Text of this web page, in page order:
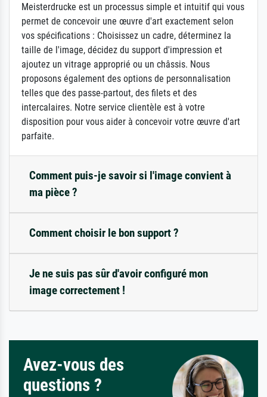
Meisterdrucke est un processus simple et intuitif qui vous
permet de concevoir une œuvre d'art exactement selon
vos spécifications : Choisissez un cadre, déterminez la
taille de l'image, décidez du support d'impression et
ajoutez un vitrage approprié ou un châssis. Nous
proposons également des options de personnalisation
telles que des passe-partout, des filets et des
intercalaires. Notre service clientèle est à votre
disposition pour vous aider à concevoir votre œuvre d'art
parfaite.
Comment puis-je savoir si l'image convient à
ma pièce ?
Comment choisir le bon support ?
Je ne suis pas sûr d'avoir configuré mon
image correctement !
Avez-vous des
questions ?